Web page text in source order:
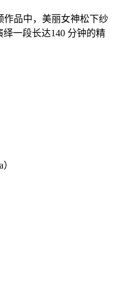
作品中，美丽女神松下纱
绎一段长达140 分钟的精